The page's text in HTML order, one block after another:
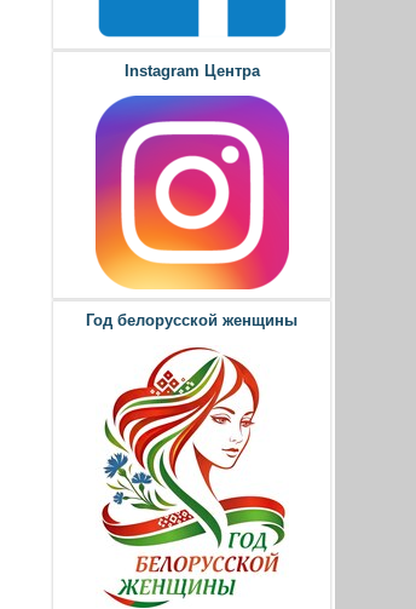
Instagram Центра
Год белорусской женщины